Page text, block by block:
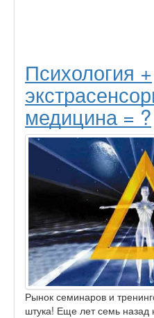
Психология +
медицина = ?
Рынок семинаров и
штука! Еще лет семь назад